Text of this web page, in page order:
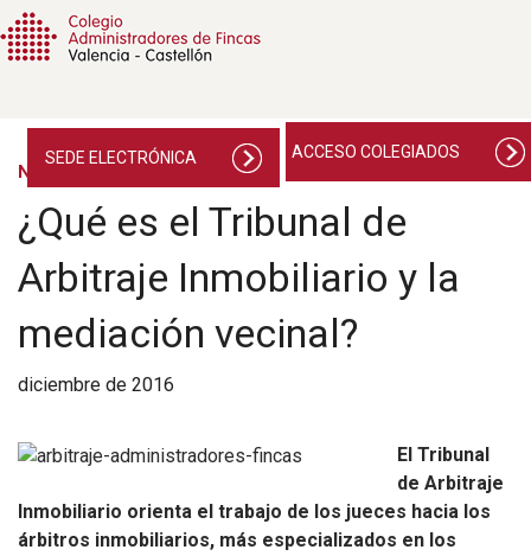
ACCESO COLEGIADOS
SEDE ELECTRÓNICA
NOTICIAS
¿Qué es el Tribunal de
Arbitraje Inmobiliario y la
mediación vecinal?
diciembre de 2016
El Tribunal
de Arbitraje
Inmobiliario orienta el trabajo de los jueces hacia los
árbitros inmobiliarios, más especializados en los